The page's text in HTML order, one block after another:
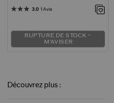
3.0 1 Avis
RUPTURE DE STOCK –
M'AVISER
Découvrez plus :